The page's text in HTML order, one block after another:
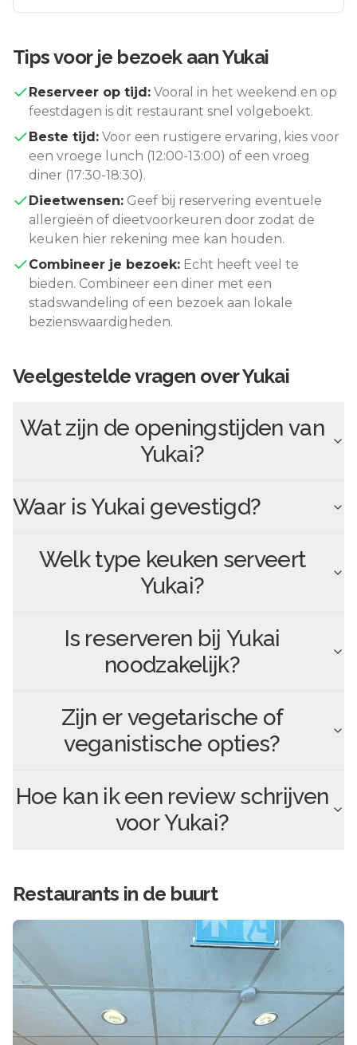
Tips voor je bezoek aanYukai
Reserveer op tijd: Vooral in het weekend en op
feestdagen is dit restaurant snel volgeboekt.
Beste tijd: Voor een rustigere ervaring, kies voor
een vroege lunch (12:00-13:00) of een vroeg
diner (17:30-18:30).
Dieetwensen: Geef bij reservering eventuele
allergieën of dieetvoorkeuren door zodat de
keuken hier rekening mee kan houden.
Combineer je bezoek: Echt heeft veel te
bieden. Combineer een diner met een
stadswandeling of een bezoek aan lokale
bezienswaardigheden.
Veelgestelde vragen overYukai
Wat zijn de openingstijden van
Yukai?
Waar isYukai gevestigd?
Welk type keuken serveert
Yukai?
Is reserveren bij Yukai
noodzakelijk?
Zijn er vegetarische of
veganistische opties?
Hoe kan ik een review schrijven
voorYukai?
Restaurants in de buurt